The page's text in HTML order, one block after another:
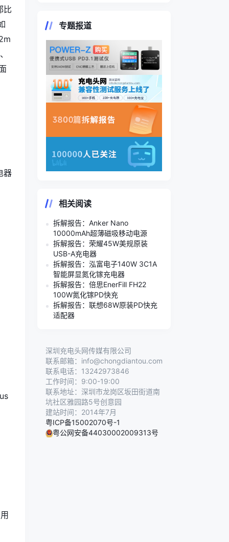
比
器
专题报道
相关阅读
拆解报告：Anker Nano
10000mAh超薄磁吸移动电源
拆解报告：荣耀45W美规原装
USB-A充电器
拆解报告：泓富电子140W 3C1A
智能屏显氮化镓充电器
拆解报告：倍思EnerFill FH22
100W氮化镓PD快充
拆解报告：联想68W原装PD快充
适配器
深圳充电头网传媒有限公司
联系邮箱：info@chongdiantou.com
联系电话：13242973846
工作时间：9:00-19:00
联系地址：深圳市龙岗区坂田街道南
坑社区雅园路5号创意园
建站时间：2014年7月
粤ICP备15002070号-1
粤公网安备44030002009313号